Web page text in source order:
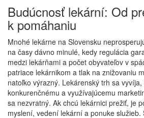
Budúcnosť lekární: Od
k pomáhaniu
Mnohé lekárne na Slovensku
na časy dávno minulé, kedy regulácia
medzi lekárňami a počet obyvateľov v
patriace lekárnikom a tlak na znižovaniu
natoľko výrazný. Lekárenský trh sa
konkurenčnému a využívajúcemu
sa nezvratný. Ak chcú lekárnici prežiť, je
myslení, vedení lekární a ponuke služieb.